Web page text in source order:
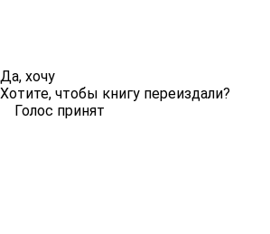
Да, хочу
Хотите, чтобы книгу переиздали?
Голос принят